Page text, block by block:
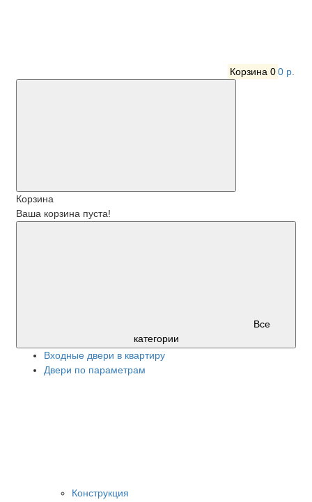
Корзина 00 р.
Корзина
Ваша корзина пуста!
Все
категории
Входные двери в квартиру
Двери по параметрам
Конструкция